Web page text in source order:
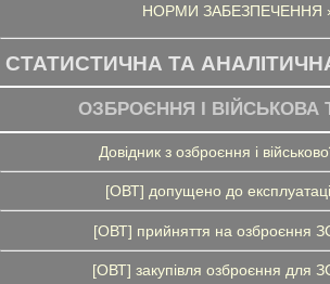
НОРМИ ЗАБЕЗПЕЧЕННЯ
СТАТИСТИЧНА ТА
ОЗБРОЄННЯ І ВІЙСЬКОВА
Довідник з озброєння і
[ОВТ] допущено до
[ОВТ] прийняття на озброєння
[ОВТ] закупівля озброєння для